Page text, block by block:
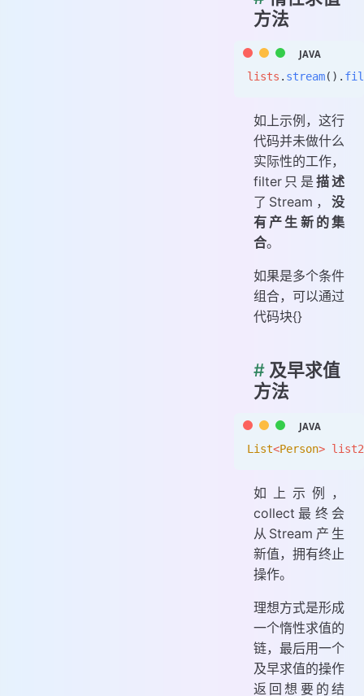
方法
lists . stream().
如上示例，这行
代码并未做什么
实际性的工作，
filter只是 描述
了Stream， 没
有产生新的集
合。
如果是多个条件
组合，可以通过
代码块{}
# 及早求值
方法
List<Person>
如上示例，
collect最终会
从Stream产生
新值，拥有终止
操作。
理想方式是形成
一个惰性求值的
链，最后用一个
及早求值的操作
返回想要的结